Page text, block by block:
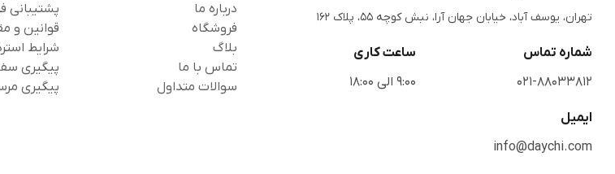
تهران، یوسف آباد، خیابان جهان آرا، نبش کوچه 55، پلاک 162
شماره تماس
021-88033812
ساعت کاری
9:00 الی 18:00
ایمیل
info@daychi.com
درباره ما
فروشگاه
بلاگ
تماس با ما
سوالات متداول
پشتیبانی
قوانین و
شرایط
پیگیری
پیگیری